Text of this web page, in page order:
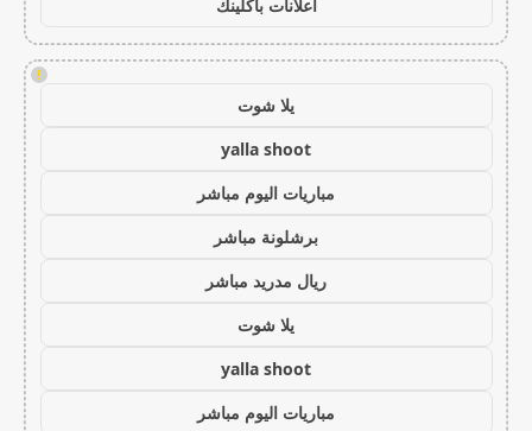
اعلانات باكلينك
!
يلا شوت
yalla shoot
مباريات اليوم مباشر
برشلونة مباشر
ريال مدريد مباشر
يلا شوت
yalla shoot
مباريات اليوم مباشر